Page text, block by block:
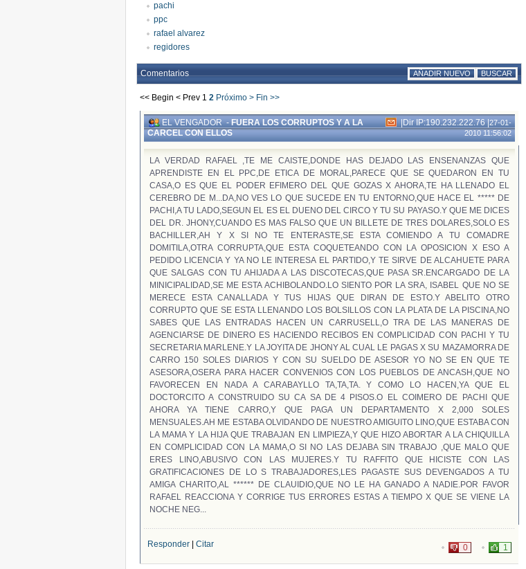
pachi
ppc
rafael alvarez
regidores
Comentarios AÑADIR NUEVO BUSCAR
<< Begin < Prev 1 2 Próximo > Fin >>
EL VENGADOR-FUERA LOS CORRUPTOS Y A LA
CARCEL CON ELLOS
|Dir IP:190.232.222.76|27-01-
2010 11:56:02
LA VERDAD RAFAEL ,TE ME CAISTE,DONDE HAS DEJADO LAS ENSENANZAS QUE
APRENDISTE EN EL PPC,DE ETICA DE MORAL,PARECE QUE SE QUEDARON EN TU
CASA,O ES QUE EL PODER EFIMERO DEL QUE GOZAS X AHORA,TE HA LLENADO EL
CEREBRO DE M...DA,NO VES LO QUE SUCEDE EN TU ENTORNO,QUE HACE EL ***** DE
PACHI,A TU LADO,SEGUN EL ES EL DUENO DEL CIRCO Y TU SU PAYASO.Y QUE ME DICES
DEL DR. JHONY,CUANDO ES MAS FALSO QUE UN BILLETE DE TRES DOLARES,SOLO ES
BACHILLER,AH Y X SI NO TE ENTERASTE,SE ESTA COMIENDO A TU COMADRE
DOMITILA,OTRA CORRUPTA,QUE ESTA COQUETEANDO CON LA OPOSICION X ESO A
PEDIDO LICENCIA Y YA NO LE INTERESA EL PARTIDO,Y TE SIRVE DE ALCAHUETE PARA
QUE SALGAS CON TU AHIJADA A LAS DISCOTECAS,QUE PASA SR.ENCARGADO DE LA
MINICIPALIDAD,SE ME ESTA ACHIBOLANDO.LO SIENTO POR LA SRA, ISABEL QUE NO SE
MERECE ESTA CANALLADA Y TUS HIJAS QUE DIRAN DE ESTO.Y ABELITO OTRO
CORRUPTO QUE SE ESTA LLENANDO LOS BOLSILLOS CON LA PLATA DE LA PISCINA,NO
SABES QUE LAS ENTRADAS HACEN UN CARRUSELL,O TRA DE LAS MANERAS DE
AGENCIARSE DE DINERO ES HACIENDO RECIBOS EN COMPLICIDAD CON PACHI Y TU
SECRETARIA MARLENE.Y LA JOYITA DE JHONY AL CUAL LE PAGAS X SU MAZAMORRA DE
CARRO 150 SOLES DIARIOS Y CON SU SUELDO DE ASESOR YO NO SE EN QUE TE
ASESORA,OSERA PARA HACER CONVENIOS CON LOS PUEBLOS DE ANCASH,QUE NO
FAVORECEN EN NADA A CARABAYLLO TA,TA,TA. Y COMO LO HACEN,YA QUE EL
DOCTORCITO A CONSTRUIDO SU CA SA DE 4 PISOS.O EL COIMERO DE PACHI QUE
AHORA YA TIENE CARRO,Y QUE PAGA UN DEPARTAMENTO X 2,000 SOLES
MENSUALES.AH ME ESTABA OLVIDANDO DE NUESTRO AMIGUITO LINO,QUE ESTABA CON
LA MAMA Y LA HIJA QUE TRABAJAN EN LIMPIEZA,Y QUE HIZO ABORTAR A LA CHIQUILLA
EN COMPLICIDAD CON LA MAMA,O SI NO LAS DEJABA SIN TRABAJO ,QUE MALO QUE
ERES LINO,ABUSIVO CON LAS MUJERES.Y TU RAFFITO QUE HICISTE CON LAS
GRATIFICACIONES DE LO S TRABAJADORES,LES PAGASTE SUS DEVENGADOS A TU
AMIGA CHARITO,AL ****** DE CLAUIDIO,QUE NO LE HA GANADO A NADIE.POR FAVOR
RAFAEL REACCIONA Y CORRIGE TUS ERRORES ESTAS A TIEMPO X QUE SE VIENE LA
NOCHE NEG...
Responder Citar 1
0